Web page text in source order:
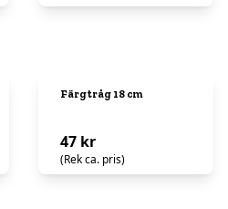
Färgtråg 18 cm
47 kr
(Rek ca. pris)